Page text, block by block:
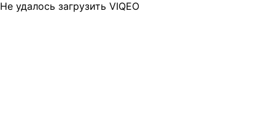
Не удалось загрузить VIQEO